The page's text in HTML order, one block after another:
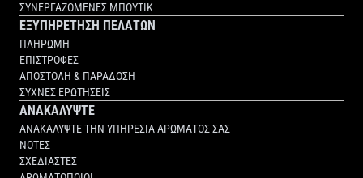
ΣΥΝΕΡΓΑΖΟΜΕΝΕΣ ΜΠΟΥΤΙΚ
ΕΞΥΠΗΡΕΤΗΣΗ ΠΕΛΑΤΩΝ
ΠΛΗΡΩΜΗ
ΕΠΙΣΤΡΟΦΕΣ
ΑΠΟΣΤΟΛΗ & ΠΑΡΑΔΟΣΗ
ΣΥΧΝΕΣ ΕΡΩΤΗΣΕΙΣ
ΑΝΑΚΑΛΥΨΤΕ
ΑΝΑΚΑΛΥΨΤΕ ΤΗΝ ΥΠΗΡΕΣΙΑ ΑΡΩΜΑΤΟΣ ΣΑΣ
ΝΟΤΕΣ
ΣΧΕΔΙΑΣΤΕΣ